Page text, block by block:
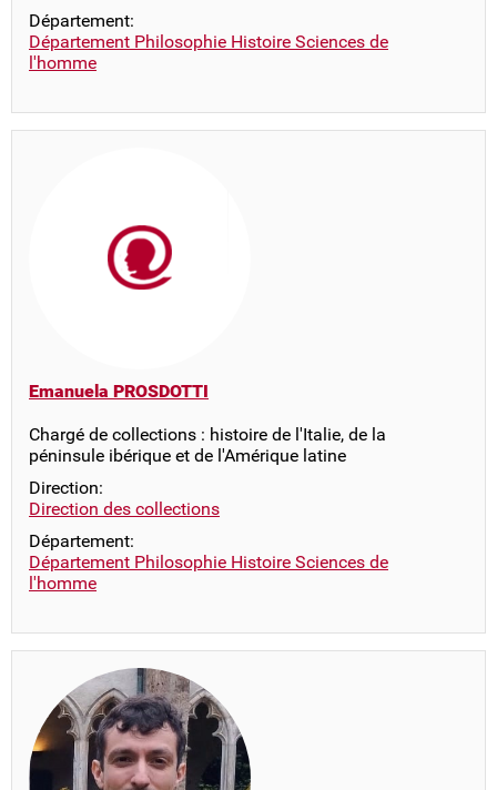
Département:
Département Philosophie Histoire Sciences de
l'homme
Emanuela PROSDOTTI
Chargé de collections : histoire de l'Italie, de la
péninsule ibérique et de l'Amérique latine
Direction:
Direction des collections
Département:
Département Philosophie Histoire Sciences de
l'homme